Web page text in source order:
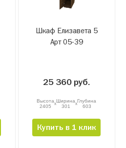
Шкаф Елизавета 5
Арт 05-39
25 360 руб.
Высота
2405
xШирина
301
xГлубина
603
Купить в 1 клик